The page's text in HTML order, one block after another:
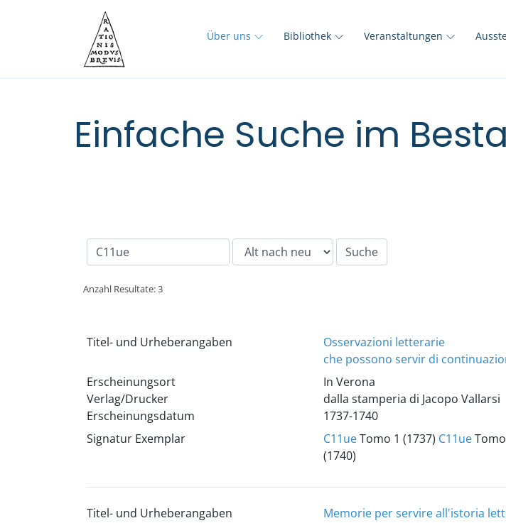
Über uns Bibliothek Veranstaltungen
Einfache Suche im
Anzahl Resultate: 3
Titel- und Urheberangaben
Osservazioni letterarie
che possono servir di
Erscheinungsort
Verlag/Drucker
Erscheinungsdatum
In Verona
dalla stamperia di Jacopo Vallarsi
1737-1740
Signatur Exemplar
C11ueTomo 1 (1737) C11ueTomo
(1740)
Titel- und Urheberangaben
Memorie per servire all'istoria